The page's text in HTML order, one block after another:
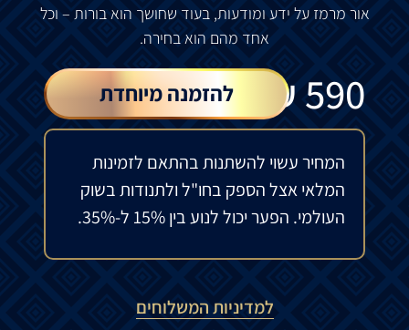
אור מרמז על ידע ומודעות,בעוד שחושך הואבורות – וכל
אחד מהם הואבחירה.
590
₪ להזמנה מיוחדת
המחיר עשוי להשתנות בהתאם לזמינות
המלאי אצל הספק בחו"ל ולתנודות בשוק
העולמי. הפער יכול לנוע בין 15% ל-35%.
למדיניות המשלוחים